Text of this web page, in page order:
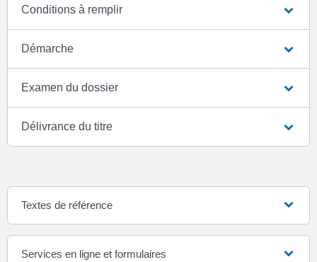
Conditions à remplir
Démarche
Examen du dossier
Délivrance du titre
Textes de référence
Services en ligne et formulaires